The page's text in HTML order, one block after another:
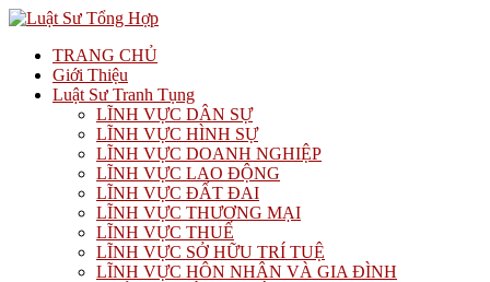
TRANG CHỦ
Giới Thiệu
Luật Sư Tranh Tụng
LĨNH VỰC DÂN SỰ
LĨNH VỰC HÌNH SỰ
LĨNH VỰC DOANH NGHIỆP
LĨNH VỰC LAO ĐỘNG
LĨNH VỰC ĐẤT ĐAI
LĨNH VỰC THƯƠNG MẠI
LĨNH VỰC THUẾ
LĨNH VỰC SỞ HỮU TRÍ TUỆ
LĨNH VỰC HÔN NHÂN VÀ GIA ĐÌNH